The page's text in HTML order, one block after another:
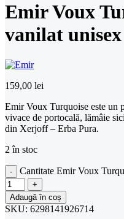
Emir Voux
vanilat
159,00 lei
Emir Voux Turquoise este un
vivace de portocală, lămâie
din Xerjoff – Erba Pura.
2 în stoc
Cantitate Emir Voux
Adaugă în coș
SKU: 6298141926714